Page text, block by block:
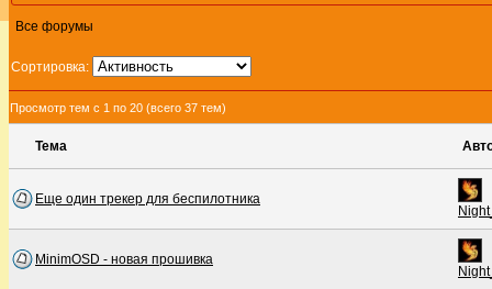
Все форумы
Сортировка:
Просмотр тем с 1 по 20 (всего 37 тем)
Тема
Еще один трекер для беспилотника
MinimOSD - новая прошивка